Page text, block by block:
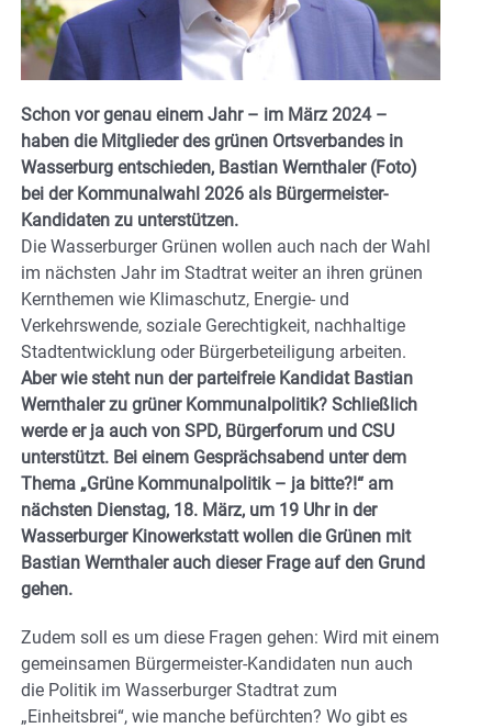
Schon vor genau einem Jahr – im März 2024 –
haben die Mitglieder des grünen Ortsverbandes in
Wasserburg entschieden, Bastian Wernthaler (Foto)
bei der Kommunalwahl 2026 als Bürgermeister-
Kandidaten zu unterstützen.
Die Wasserburger Grünen wollen auch nach der Wahl
im nächsten Jahr im Stadtrat weiter an ihren grünen
Kernthemen wie Klimaschutz, Energie- und
Verkehrswende, soziale Gerechtigkeit, nachhaltige
Stadtentwicklung oder Bürgerbeteiligung arbeiten.
Aber wie steht nun der parteifreie Kandidat Bastian
Wernthaler zu grüner Kommunalpolitik? Schließlich
werde er ja auch von SPD, Bürgerforum und CSU
unterstützt. Bei einem Gesprächsabend unter dem
Thema „Grüne Kommunalpolitik – ja bitte?!“ am
nächsten Dienstag, 18. März, um 19 Uhr in der
Wasserburger Kinowerkstatt wollen die Grünen mit
Bastian Wernthaler auch dieser Frage auf den Grund
gehen.
Zudem soll es um diese Fragen gehen: Wird mit einem
gemeinsamen Bürgermeister-Kandidaten nun auch
die Politik im Wasserburger Stadtrat zum
„Einheitsbrei“, wie manche befürchten? Wo gibt es